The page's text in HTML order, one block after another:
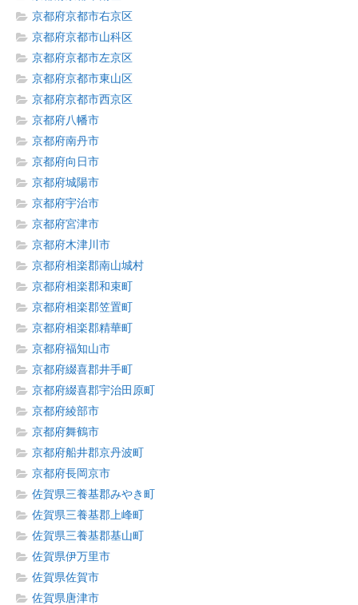
京都府京都市右京区
京都府京都市山科区
京都府京都市左京区
京都府京都市東山区
京都府京都市西京区
京都府八幡市
京都府南丹市
京都府向日市
京都府城陽市
京都府宇治市
京都府宮津市
京都府木津川市
京都府相楽郡南山城村
京都府相楽郡和束町
京都府相楽郡笠置町
京都府相楽郡精華町
京都府福知山市
京都府綴喜郡井手町
京都府綴喜郡宇治田原町
京都府綾部市
京都府舞鶴市
京都府船井郡京丹波町
京都府長岡京市
佐賀県三養基郡みやき町
佐賀県三養基郡上峰町
佐賀県三養基郡基山町
佐賀県伊万里市
佐賀県佐賀市
佐賀県唐津市